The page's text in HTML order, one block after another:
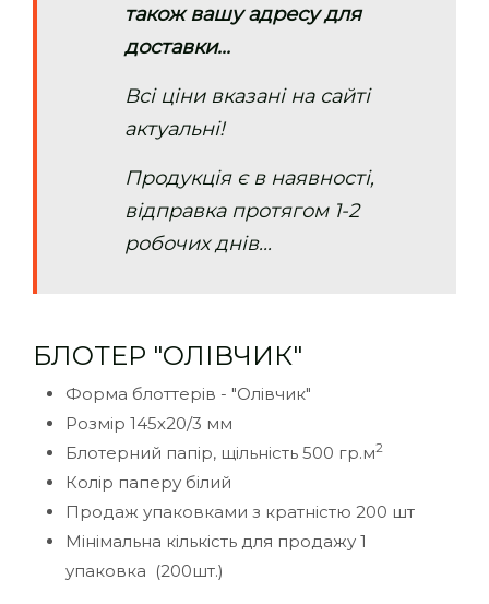
також вашу адресу для
доставки...
Всі ціни вказані на сайті
актуальні!
Продукція є в наявності,
відправка протягом 1-2
робочих днів...
БЛОТЕР "ОЛІВЧИК"
Форма блоттерів - "Олівчик"
Розмір 145х20/3 мм
Блотерний папір, щільність 500 гр.м2
Колір паперу білий
Продаж упаковками з кратністю 200 шт
Мінімальна кількість для продажу 1
упаковка (200шт.)